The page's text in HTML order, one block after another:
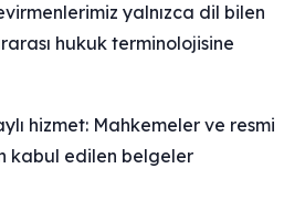
yalnızca dil bilen
hukuk terminolojisine
hizmet: Mahkemeler ve resmi
kabul edilen belgeler